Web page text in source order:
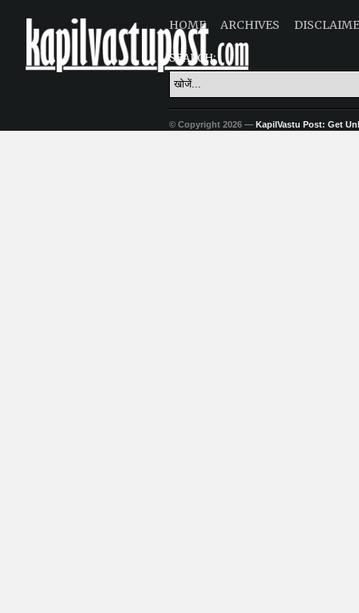
HOME ARCHIVES
SEARCH:
© Copyright 2026 — KapilVastu Post: Get